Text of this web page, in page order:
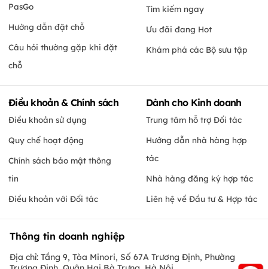
PasGo
Hướng dẫn đặt chỗ
Câu hỏi thường gặp khi đặt
chỗ
Tìm kiếm ngay
Ưu đãi đang Hot
Khám phá các Bộ sưu tập
Điều khoản & Chính sách
Điều khoản sử dụng
Quy chế hoạt động
Chính sách bảo mật thông
tin
Điều khoản với Đối tác
Dành cho Kinh doanh
Trung tâm hỗ trợ Đối tác
Hướng dẫn nhà hàng hợp
tác
Nhà hàng đăng ký hợp tác
Liên hệ về Đầu tư & Hợp tác
Thông tin doanh nghiệp
Địa chỉ: Tầng 9, Tòa Minori, Số 67A Trương Định, Phường